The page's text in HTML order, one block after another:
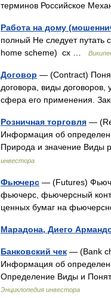
терминов Российское
Работа на дому
полный Не следует путать
home scheme) сх …
Договор — (Contract)
договора, виды
сфера его применения.
Розничная торговля —
Информация об
Природа и значение Виды
инвестора
Фьючерс — (Futures)
фьючерс, фьючерсный
ценных бумаг на
Марадона, Диего
Банковский чек — (Bank
Информация об
Определение Виды и
Энциклопедия инвестора